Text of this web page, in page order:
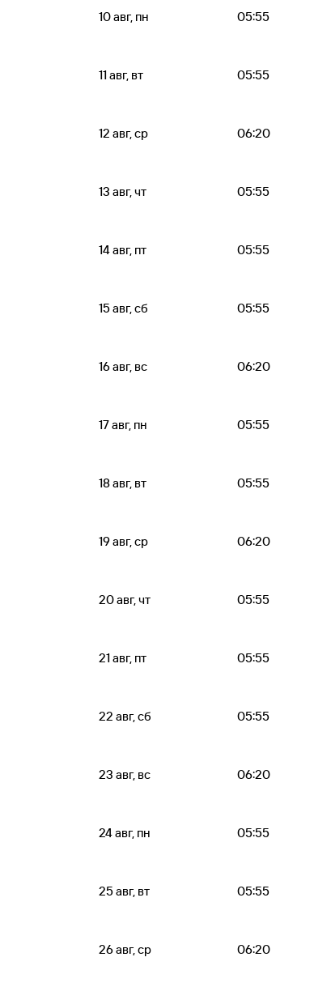
10 авг, пн 05:55
11 авг, вт 05:55
12 авг, ср 06:20
13 авг, чт 05:55
14 авг, пт 05:55
15 авг, сб 05:55
16 авг, вс 06:20
17 авг, пн 05:55
18 авг, вт 05:55
19 авг, ср 06:20
20 авг, чт 05:55
21 авг, пт 05:55
22 авг, сб 05:55
23 авг, вс 06:20
24 авг, пн 05:55
25 авг, вт 05:55
26 авг, ср 06:20